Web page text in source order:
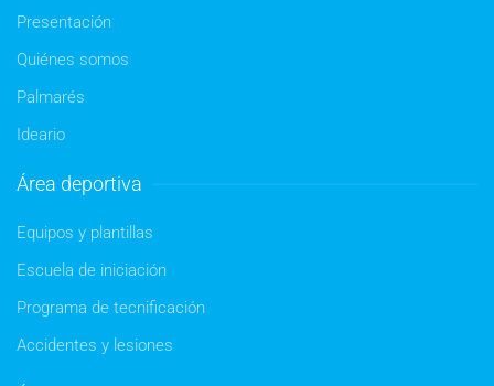
Presentación
Quiénes somos
Palmarés
Ideario
Área deportiva
Equipos y plantillas
Escuela de iniciación
Programa de tecnificación
Accidentes y lesiones